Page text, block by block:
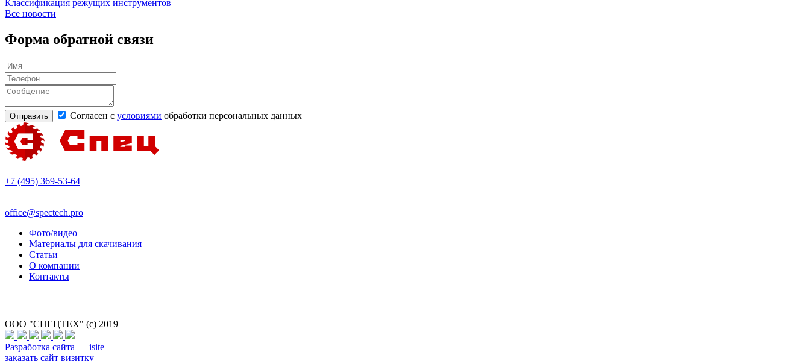
Классификация режущих инструментов
Все новости
Форма обратной связи
Согласен с условиями обработки персональных данных
+7 (495) 369-53-64
office@spectech.pro
Фото/видео
Материалы для скачивания
Статьи
О компании
Контакты
ООО "СПЕЦТЕХ" (с) 2019
Разработка сайта — isite
заказать сайт визитку